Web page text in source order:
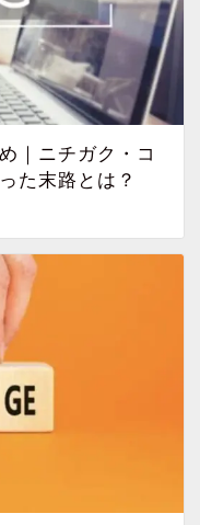
｜ニチガク・コ
た末路とは？